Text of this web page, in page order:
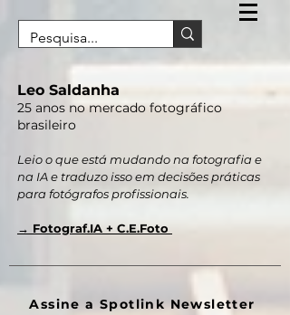
Leo Saldanha
25 anos no mercado fotográfico
brasileiro
Leio o que está mudando na fotografia e
na IA e traduzo isso em decisões práticas
para fotógrafos profissionais.
→ Fotograf.IA + C.E.Foto
Assine a Spotlink Newsletter